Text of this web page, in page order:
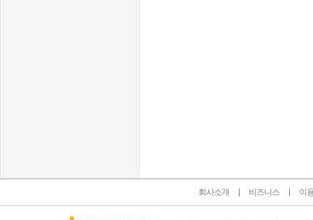
회사소개 비즈니스 이